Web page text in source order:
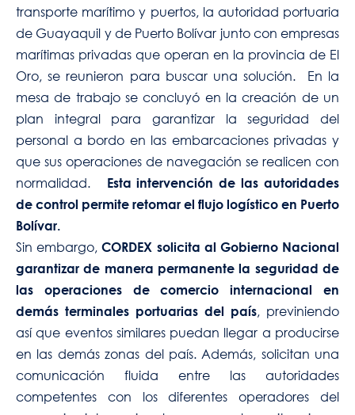
transporte marítimo y puertos, la autoridad portuaria
de Guayaquil y de Puerto Bolívar junto con empresas
marítimas privadas que operan en la provincia de El
Oro, se reunieron para buscar una solución. En la
mesa de trabajo se concluyó en la creación de un
plan integral para garantizar la seguridad del
personal a bordo en las embarcaciones privadas y
que sus operaciones de navegación se realicen con
normalidad.
Esta intervención de las autoridades
de control permite retomar el flujo logístico en Puerto
Bolívar.
Sin embargo,CORDEX solicita al Gobierno Nacional
garantizar de manera permanente la seguridad de
las operaciones de comercio internacional en
demás terminales portuarias del país, previniendo
así que eventos similares puedan llegar a producirse
en las demás zonas del país. Además, solicitan una
comunicación fluida entre las autoridades
competentes con los diferentes operadores del